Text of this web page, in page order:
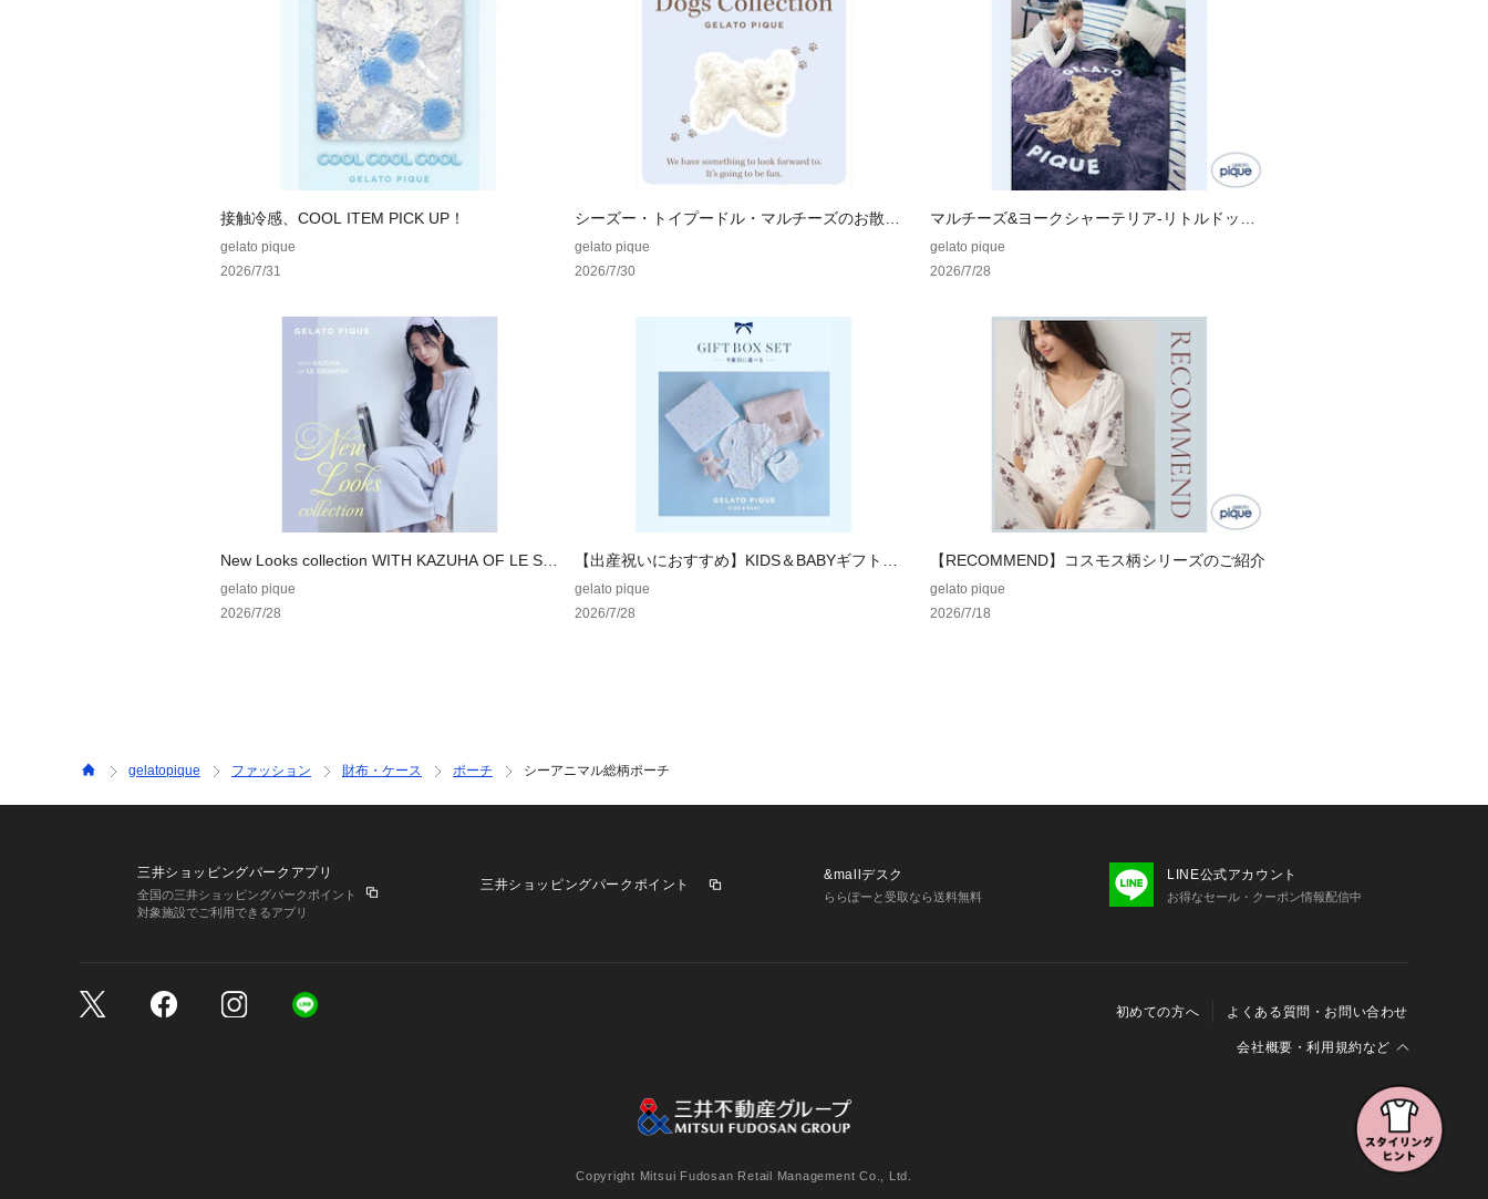
接触冷感、COOL ITEM PICK UP！
gelato pique
2026/7/31
シーズー・トイプードル・マルチーズのお散歩
ドッグシリーズ
gelato pique
2026/7/30
マルチーズ&ヨークシャーテリア-リトルドッグ
ズシリーズ-
gelato pique
2026/7/28
New Looks collection WITH KAZUHA OF LE SS
ERAFIM
gelato pique
2026/7/28
【出産祝いにおすすめ】KIDS＆BABYギフト特
集
gelato pique
2026/7/28
【RECOMMEND】コスモス柄シリーズのご紹介
gelato pique
2026/7/18
gelatopique ファッション 財布・ケース ポーチ シーアニマル総柄ポーチ
三井ショッピングパークアプリ
全国の三井ショッピングパークポイント
対象施設でご利用できるアプリ
三井ショッピングパークポイント
&mallデスク
ららぽーと受取なら送料無料
LINE公式アカウント
お得なセール・クーポン情報配信中
初めての方へ よくある質問・お問い合わせ
会社概要・利用規約など
特定商取引に関する法律に基づく表示
個人情報保護方針 個人情報の取り扱いについて
Cookieおよびアクセスログについて
三井不動産グループ ソーシャルメディアガイドライン
Copyright Mitsui Fudosan Retail Management Co., Ltd.